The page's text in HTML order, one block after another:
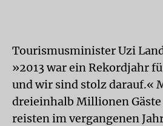
Tourismusminister Uzi
»2013 war ein Rekordjahr
und wir sind stolz darauf.«
dreieinhalb Millionen Gäste
reisten im vergangenen